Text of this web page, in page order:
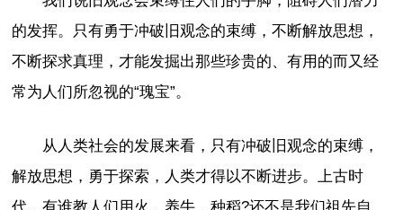
的发挥。只有勇于冲破旧观念的束缚，不断解放思想，
不断探求真理，才能发掘出那些珍贵的、有用的而又经
常为人们所忽视的“瑰宝”。
从人类社会的发展来看，只有冲破旧观念的束缚，
解放思想，勇于探索，人类才得以不断进步。上古时